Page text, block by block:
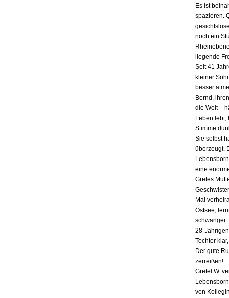
Es ist
spazieren.
noch ein
liegende
Seit 41
kleiner
besser
Bernd,
die Welt –
Leben lebt,
Stimme
Sie selbst
überzeugt.
eine
Gretes
Mal
Ostsee,
schwanger.
28-
Tochter
Der gute
zerreißen!
Gretel W.
von